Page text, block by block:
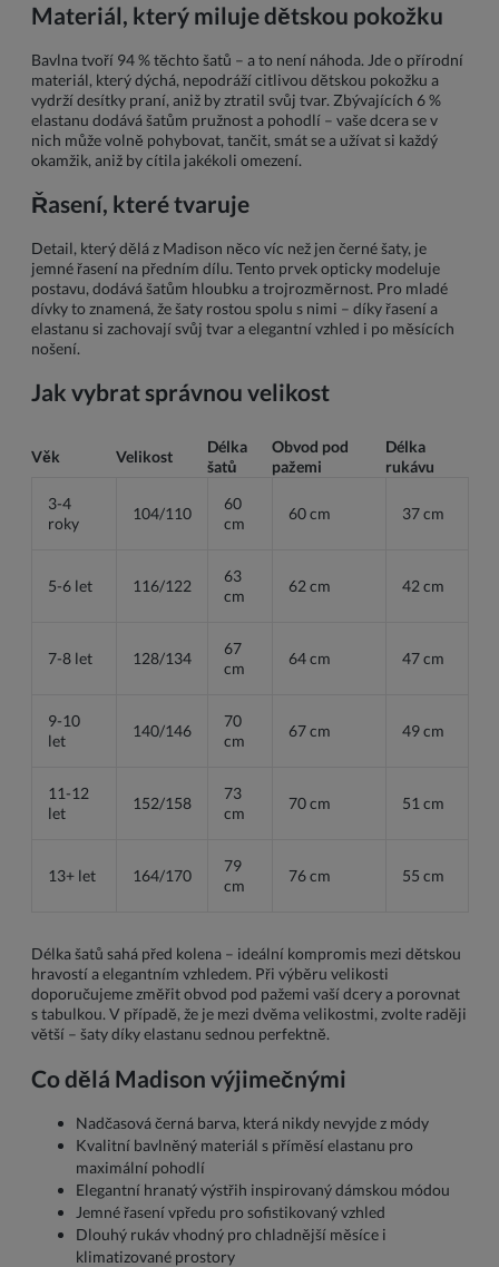
Materiál, který miluje dětskou pokožku
Bavlna tvoří 94 % těchto šatů – a to není náhoda. Jde o přírodní
materiál, který dýchá, nepodráží citlivou dětskou pokožku a
vydrží desítky praní, aniž by ztratil svůj tvar. Zbývajících 6 %
elastanu dodává šatům pružnost a pohodlí – vaše dcera se v
nich může volně pohybovat, tančit, smát se a užívat si každý
okamžik, aniž by cítila jakékoli omezení.
Řasení, které tvaruje
Detail, který dělá z Madison něco víc než jen černé šaty, je
jemné řasení na předním dílu. Tento prvek opticky modeluje
postavu, dodává šatům hloubku a trojrozměrnost. Pro mladé
dívky to znamená, že šaty rostou spolu s nimi – díky řasení a
elastanu si zachovají svůj tvar a elegantní vzhled i po měsících
nošení.
Jak vybrat správnou velikost
Věk Velikost
Délka
šatů
Obvod pod
pažemi
Délka
rukávu
3-4
roky
104/110
60
cm
60 cm 37 cm
5-6 let 116/122
63
cm
62 cm 42 cm
7-8 let 128/134
67
cm
64 cm 47 cm
9-10
let
140/146
70
cm
67 cm 49 cm
11-12
let
152/158
73
cm
70 cm 51 cm
13+ let 164/170
79
cm
76 cm 55 cm
Délka šatů sahá před kolena – ideální kompromis mezi dětskou
hravostí a elegantním vzhledem. Při výběru velikosti
doporučujeme změřit obvod pod pažemi vaší dcery a porovnat
s tabulkou. V případě, že je mezi dvěma velikostmi, zvolte raději
větší – šaty díky elastanu sednou perfektně.
Co dělá Madison výjimečnými
Nadčasová černá barva, která nikdy nevyjde z módy
Kvalitní bavlněný materiál s příměsí elastanu pro
maximální pohodlí
Elegantní hranatý výstřih inspirovaný dámskou módou
Jemné řasení vpředu pro sofistikovaný vzhled
Dlouhý rukáv vhodný pro chladnější měsíce i
klimatizované prostory